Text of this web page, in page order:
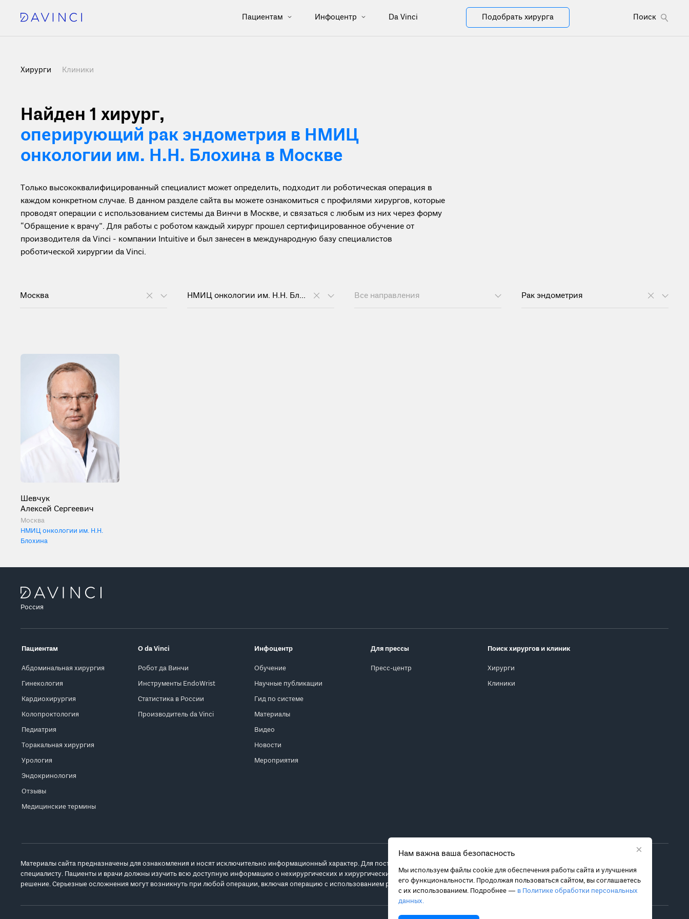
Пациентам Инфоцентр Da Vinci Подобрать хирурга Поиск
Хирурги Клиники
Найден 1 хирург,
оперирующий рак эндометрия в НМИЦ
онкологии им. Н.Н. Блохина в Москве
Только высококвалифицированный специалист может определить, подходит ли роботическая операция в
каждом конкретном случае. В данном разделе сайта вы можете ознакомиться с профилями хирургов, которые
проводят операции с использованием системы да Винчи в Москве, и связаться с любым из них через форму
“Обращение к врачу”. Для работы с роботом каждый хирург прошел сертифицированное обучение от
производителя da Vinci - компании Intuitive и был занесен в международную базу специалистов
роботической хирургии da Vinci.
Москва НМИЦ онкологии им. Н.Н. Блохина Все направления Рак эндометрия
Шевчук
Алексей Сергеевич
Москва
НМИЦ онкологии им. Н.Н.
Блохина
×
Нам важна ваша безопасность
Мы используем файлы cookie для обеспечения работы сайта и улучшения
его функциональности. Продолжая пользоваться сайтом, вы соглашаетесь
с их использованием. Подробнее — в Политике обработки персональных
данных.
Россия
Пациентам
Абдоминальная хирургия
Гинекология
Кардиохирургия
Колопроктология
Педиатрия
Торакальная хирургия
Урология
Эндокринология
Отзывы
Медицинские термины
О da Vinci
Робот да Винчи
Инструменты EndoWrist
Статистика в России
Производитель da Vinci
Инфоцентр
Обучение
Научные публикации
Гид по системе
Материалы
Видео
Новости
Мероприятия
Для прессы
Пресс-центр
Поиск хирургов и клиник
Хирурги
Клиники
Материалы сайта предназначены для ознакомления и носят исключительно информационный характер. Для постановки диагноза и выбора метода лечения обратитесь за консультацией к
специалисту. Пациенты и врачи должны изучить всю доступную информацию о нехирургических и хирургических вариантах лечения и связанных с ними рисках, чтобы принять обоснованное
решение. Серьезные осложнения могут возникнуть при любой операции, включая операцию с использованием робота da Vinci.